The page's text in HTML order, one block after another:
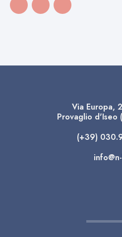
Via Europa,
Provaglio d'Iseo
(+39)